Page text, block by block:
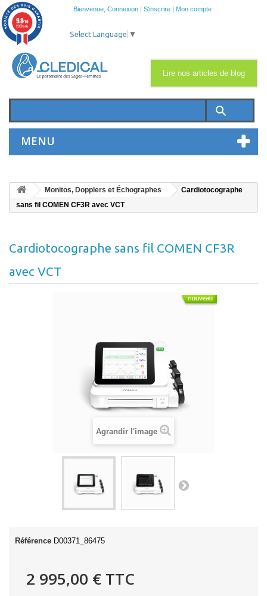
Bienvenue, Connexion | S'inscrire | Mon compte
search
MENU
Lire nos articles de blog
Select Language ▼
Monitos, Dopplers et Échographes
Cardiotocographe
sans fil COMEN CF3R avec VCT
Cardiotocographe sans fil COMEN CF3R
avec VCT
Agrandir l'image
Référence D00371_86475
2 995,00 € TTC
9.8/10
2033 avis